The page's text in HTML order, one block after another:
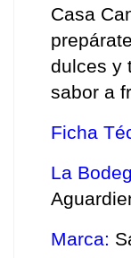
Casa
dulces y
sabor a
Ficha
La
Marca: